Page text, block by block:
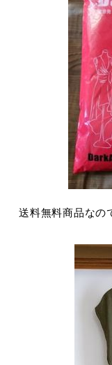
送料無料商品なの